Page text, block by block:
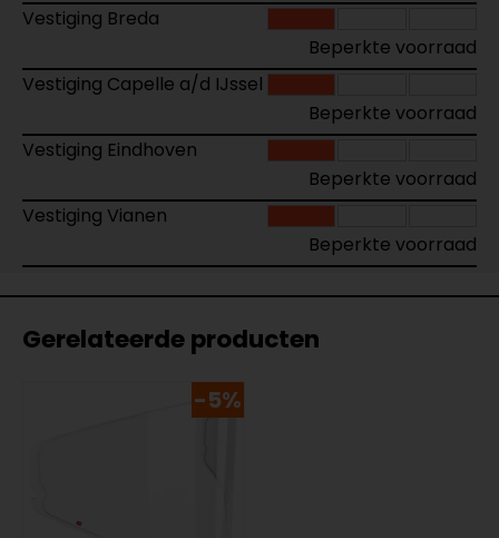
Vestiging Breda
Beperkte voorraad
Vestiging Capelle a/d IJssel
Beperkte voorraad
Vestiging Eindhoven
Beperkte voorraad
Vestiging Vianen
Beperkte voorraad
Gerelateerde producten
-5%